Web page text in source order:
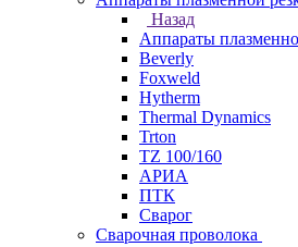
Назад
Аппараты
Beverly
Foxweld
Hytherm
Thermal Dynamics
Trton
TZ 100/160
АРИА
ПТК
Сварог
Сварочная проволока